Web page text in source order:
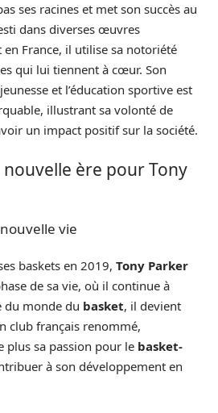
ses racines et met son succès au
dans diverses œuvres
France, il utilise sa notoriété
qui lui tiennent à cœur. Son
et l’éducation sportive est
illustrant sa volonté de
un impact positif sur la société.
ère pour Tony
vie
baskets en 2019, Tony Parker
de sa vie, où il continue à
du monde du basket, il devient
club français renommé,
plus sa passion pour le basket-
à son développement en